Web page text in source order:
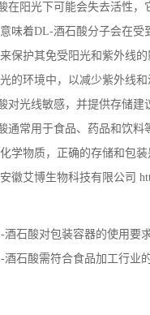
在阳光下可能会失去活性，
味着DL-酒石酸分子会在受
保护其免受阳光和紫外线
的环境中，以减少紫外线
对光线敏感，并提供存储建
通常用于食品、药品和饮
学物质，正确的存储和包
徽艾博生物科技有限公司
酒石酸对包装容器的使用要
酒石酸需符合食品加工行业